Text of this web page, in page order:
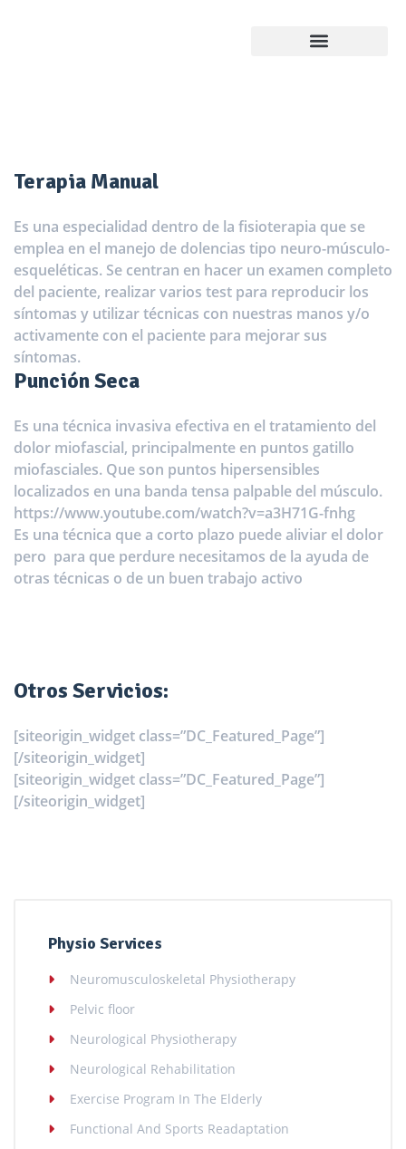
Terapia Manual
Es una especialidad dentro de la fisioterapia que se
emplea en el manejo de dolencias tipo neuro-músculo-
esqueléticas. Se centran en hacer un examen completo
del paciente, realizar varios test para reproducir los
síntomas y utilizar técnicas con nuestras manos y/o
activamente con el paciente para mejorar sus
síntomas.
Punción Seca
Es una técnica invasiva efectiva en el tratamiento del
dolor miofascial, principalmente en puntos gatillo
miofasciales. Que son puntos hipersensibles
localizados en una banda tensa palpable del músculo.
https://www.youtube.com/watch?v=a3H71G-fnhg
Es una técnica que a corto plazo puede aliviar el dolor
pero para que perdure necesitamos de la ayuda de
otras técnicas o de un buen trabajo activo
Otros Servicios:
[siteorigin_widget class=”DC_Featured_Page”]
[/siteorigin_widget]
[siteorigin_widget class=”DC_Featured_Page”]
[/siteorigin_widget]
Physio Services
Neuromusculoskeletal Physiotherapy
Pelvic floor
Neurological Physiotherapy
Neurological Rehabilitation
Exercise Program In The Elderly
Functional And Sports Readaptation